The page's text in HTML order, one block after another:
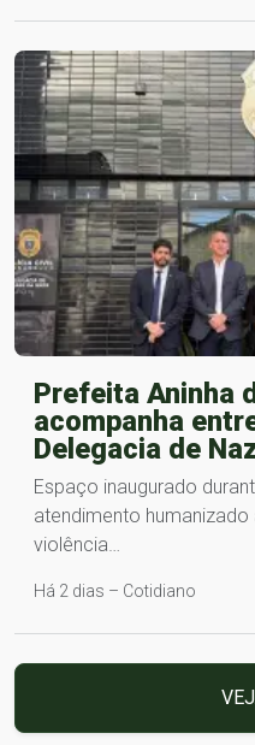
Prefeita Aninha
acompanha
Delegacia de
Espaço inaugurado
atendimento
violência…
Há 2 dias – Cotidiano